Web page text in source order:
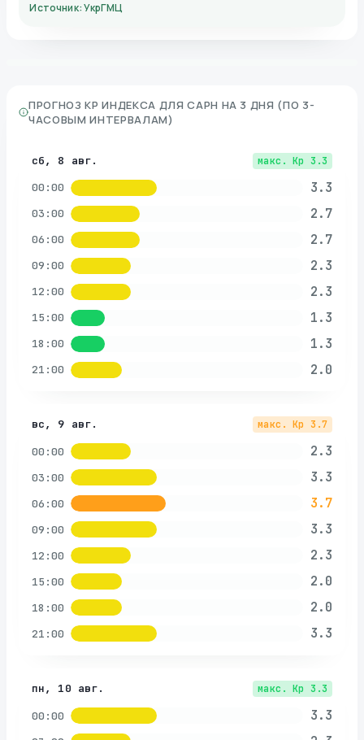
Источник: УкрГМЦ
ПРОГНОЗ KP ИНДЕКСА ДЛЯ САРН НА 3 ДНЯ (ПО 3-
ЧАСОВЫМ ИНТЕРВАЛАМ)
сб, 8 авг. макс. Kp 3.3
00:00 3.3
03:00 2.7
06:00 2.7
09:00 2.3
12:00 2.3
15:00 1.3
18:00 1.3
21:00 2.0
вс, 9 авг. макс. Kp 3.7
00:00 2.3
03:00 3.3
06:00 3.7
09:00 3.3
12:00 2.3
15:00 2.0
18:00 2.0
21:00 3.3
пн, 10 авг. макс. Kp 3.3
00:00 3.3